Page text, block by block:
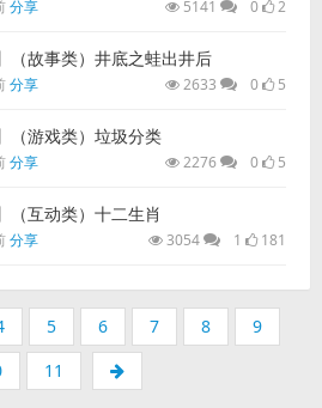
分享 5141 0 2
（故事类）井底之蛙出井后
分享 2633 0 5
（游戏类）垃圾分类
分享 2276 0 5
（互动类）十二生肖
分享 3054 1 181
5 6 7 8
9
11